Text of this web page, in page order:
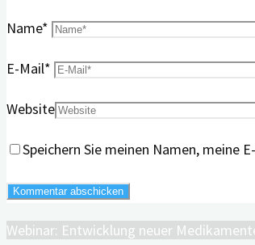
Name*
E-Mail*
Website
Speichern Sie meinen Namen, meine
Webinar: Entwicklung neuer